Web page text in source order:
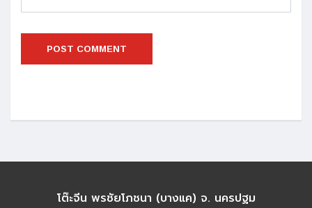
โต๊ะจีน พรชัยโภชนา (บางแค) จ. นครปฐม